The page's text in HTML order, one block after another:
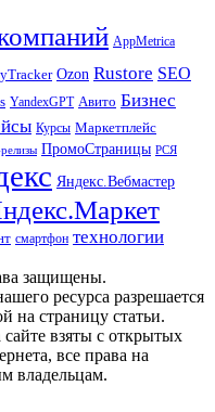
AppMetrica
Ozon Rustore SEO
YandexGPT Авито Бизнес
Курсы Маркетплейс
ПромоСтраницы РСЯ
Яндекс.Вебмастер
смартфон технологии
защищены.
ресурса разрешается
на страницу статьи.
взяты с открытых
все права на
владельцам.